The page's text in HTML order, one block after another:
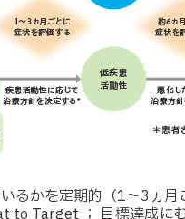
るかを定期的（1～3ヵ月
Target ； 目標達成にむ